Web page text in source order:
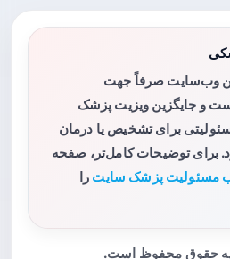
وب‌سایت صرفاً جهت
و جایگزین ویزیت پزشک
برای تشخیص یا درمان
برای توضیحات کامل‌تر، صفحه
مسئولیت پزشک سایت را